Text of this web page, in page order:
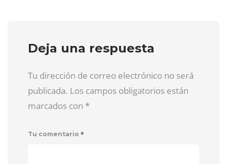
Deja una respuesta
Tu dirección de correo electrónico no será
publicada. Los campos obligatorios están
marcados con *
Tu comentario *